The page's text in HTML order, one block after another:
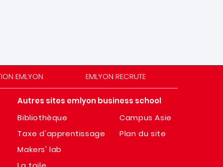
EMLYON EMLYON RECRUTE
Autres sites emlyon business school
Bibliothèque
Taxe d'apprentissage
Makers' lab
Campus Asie
Plan du site